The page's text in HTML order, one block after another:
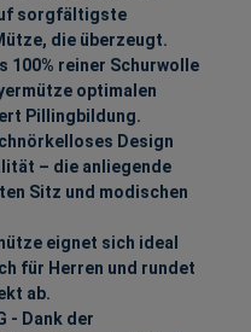
sorgfältigste
die überzeugt.
100% reiner Schurwolle
optimalen
Pillingbildung.
Design
– die anliegende
Sitz und modischen
eignet sich ideal
für Herren und rundet
ab.
- Dank der